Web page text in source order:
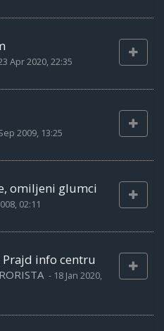
Apr 2020, 22:35
2009, 13:25
omiljeni glumci
02:11
info centru
- 18 Jan 2020,